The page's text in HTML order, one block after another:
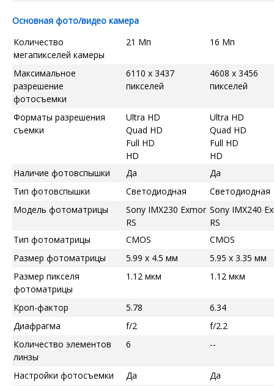
Основная фото/видео камера
Количество
мегапикселей камеры
21 Мп 16 Мп
Максимальное
разрешение
фотосъемки
6110 x 3437
пикселей
4608 x 3456
пикселей
Форматы разрешения
съемки
Ultra HD
Quad HD
Full HD
HD
Ultra HD
Quad HD
Full HD
HD
Наличие фотовспышки
Да
Да
Тип фотовспышки
Светодиодная
Светодиодная
Модель фотоматрицы
Sony IMX230 Exmor
RS
Sony IMX240
RS
Тип фотоматрицы
CMOS
CMOS
Размер фотоматрицы
5.99 x 4.5 мм
5.95 x 3.35 мм
Размер пикселя
фотоматрицы
1.12 мкм 1.12 мкм
Кроп-фактор 5.78
6.34
Диафрагма
f/2
f/2.2
Количество элементов
линзы
6 --
Настройки фотосъемки Да
Да